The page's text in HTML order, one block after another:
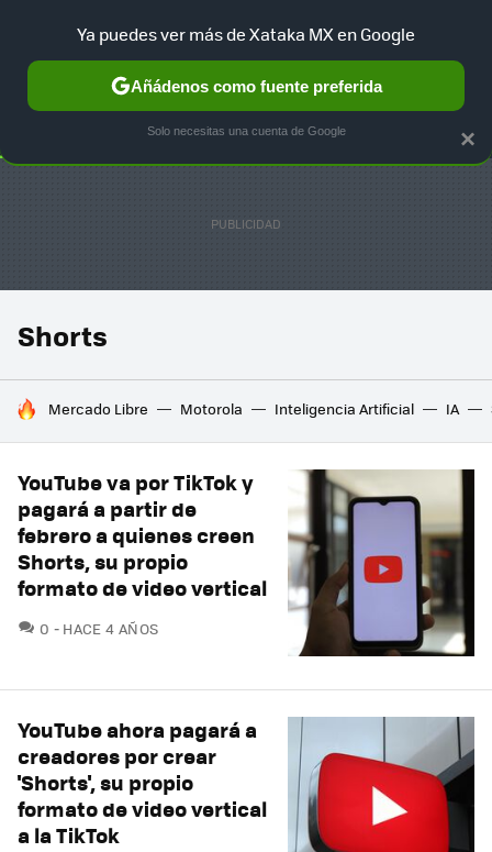
SELECCIÓN GAMING HOME AUTO TERRITORIO
Shorts
HOY SE HABLA DE
Mercado Libre Motorola Inteligencia Artificial IA
YouTube va por TikTok y
pagará a partir de
febrero a quienes creen
Shorts, su propio
formato de video vertical
0 COMENTARIOS
HACE 4 AÑOS
YouTube ahora pagará a
creadores por crear
'Shorts', su propio
formato de video vertical
a la TikTok
×
Ya puedes ver más de Xataka MX en Google
Añádenos como fuente preferida
Solo necesitas una cuenta de Google